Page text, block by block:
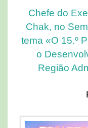
Chefe do
Chak, no
tema «O 15.º
o
Região